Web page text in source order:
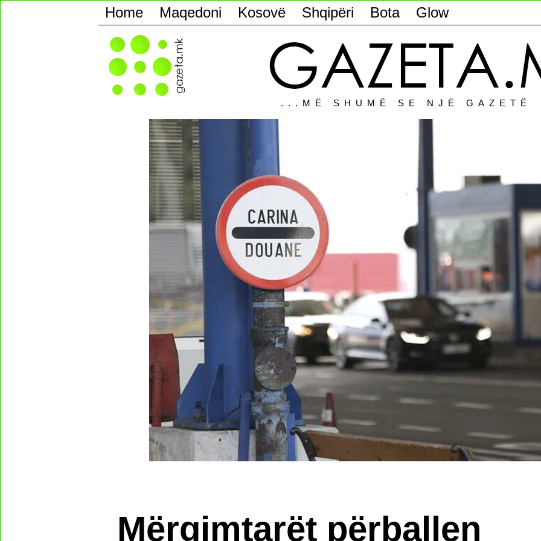
Home Maqedoni Kosovë Shqipëri Bota Glow
...MË SHUMË SE NJË GAZETË
Mërgimtarët përballen